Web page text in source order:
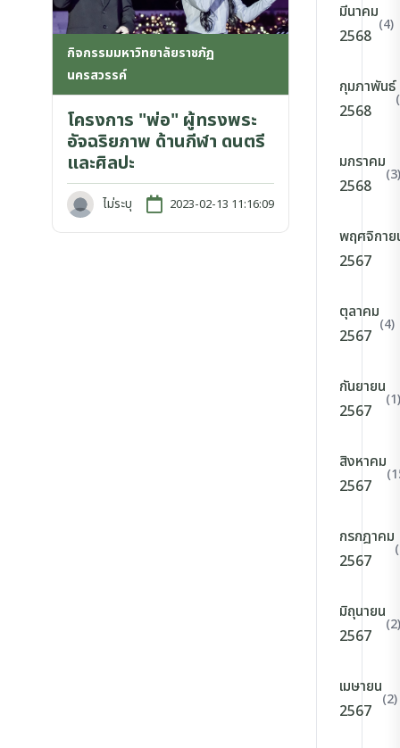
กิจกรรมมหาวิทยาลัยราชภัฏ
นครสวรรค์
โครงการ "พ่อ" ผู้ทรงพระ
อัจฉริยภาพ ด้านกีฬา ดนตรี
และศิลปะ
ไม่ระบุ 2023-02-13 11:16:09
มีนาคม
2568
(4)
กุมภาพันธ์
2568
มกราคม
2568
(3)
พฤศจิกาย
2567
ตุลาคม
2567
(4)
กันยายน
2567
(1)
สิงหาคม
2567
กรกฎาคม
2567
มิถุนายน
2567
(2)
เมษายน
2567
(2)